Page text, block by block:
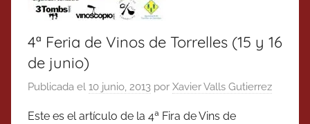
4ª Feria de Vinos de Torrelles (15 y 16
de junio)
Publicada el 10 junio, 2013 por Xavier Valls Gutierrez
Este es el artículo de la 4ª Fira de Vins de